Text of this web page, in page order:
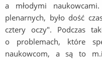
a młodymi
plenarnych, było dość
cztery oczy". Podczas
o problemach, które
naukowcom, a są to